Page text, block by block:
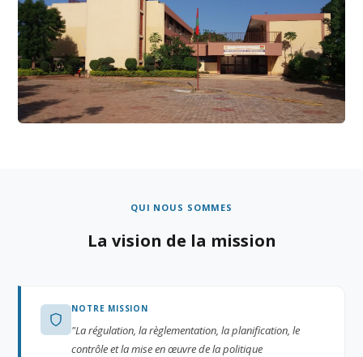
QUI NOUS SOMMES
La vision de la mission
NOTRE MISSION
"La régulation, la règlementation, la planification, le
contrôle et la mise en œuvre de la politique